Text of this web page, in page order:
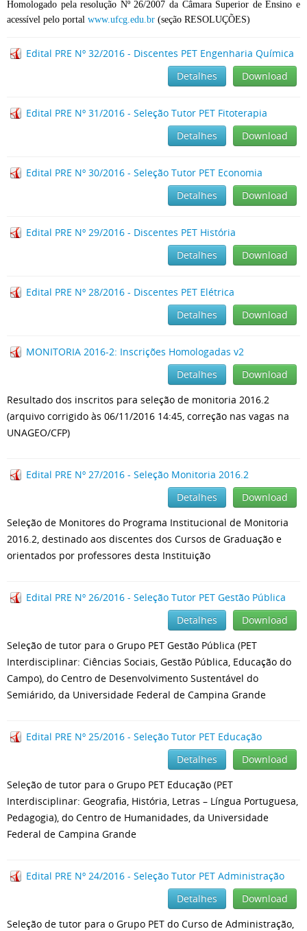
Homologado pela resolução Nº 26/2007 da Câmara Superior de Ensino e
acessível pelo portal www.ufcg.edu.br (seção RESOLUÇÕES)
Edital PRE Nº 32/2016 - Discentes PET Engenharia Química
Download
Detalhes
Edital PRE Nº 31/2016 - Seleção Tutor PET Fitoterapia
Download
Detalhes
Edital PRE Nº 30/2016 - Seleção Tutor PET Economia
Download
Detalhes
Edital PRE Nº 29/2016 - Discentes PET História
Download
Detalhes
Edital PRE Nº 28/2016 - Discentes PET Elétrica
Download
Detalhes
MONITORIA 2016-2: Inscrições Homologadas v2
Download
Detalhes
Resultado dos inscritos para seleção de monitoria 2016.2
(arquivo corrigido às 06/11/2016 14:45, correção nas vagas na
UNAGEO/CFP)
Edital PRE Nº 27/2016 - Seleção Monitoria 2016.2
Download
Detalhes
Seleção de Monitores do Programa Institucional de Monitoria
2016.2, destinado aos discentes dos Cursos de Graduação e
orientados por professores desta Instituição
Edital PRE Nº 26/2016 - Seleção Tutor PET Gestão Pública
Download
Detalhes
Seleção de tutor para o Grupo PET Gestão Pública (PET
Interdisciplinar: Ciências Sociais, Gestão Pública, Educação do
Campo), do Centro de Desenvolvimento Sustentável do
Semiárido, da Universidade Federal de Campina Grande
Edital PRE Nº 25/2016 - Seleção Tutor PET Educação
Download
Detalhes
Seleção de tutor para o Grupo PET Educação (PET
Interdisciplinar: Geografia, História, Letras – Língua Portuguesa,
Pedagogia), do Centro de Humanidades, da Universidade
Federal de Campina Grande
Edital PRE Nº 24/2016 - Seleção Tutor PET Administração
Download
Detalhes
Seleção de tutor para o Grupo PET do Curso de Administração,